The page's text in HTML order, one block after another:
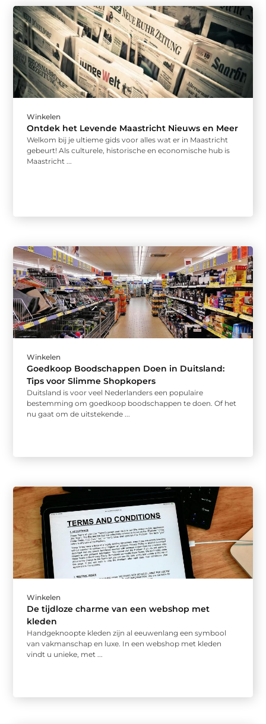
Winkelen
Ontdek het Levende Maastricht Nieuws en Meer
Welkom bij je ultieme gids voor alles wat er in Maastricht
gebeurt! Als culturele, historische en economische hub is
Maastricht ...
Winkelen
Goedkoop Boodschappen Doen in Duitsland:
Tips voor Slimme Shopkopers
Duitsland is voor veel Nederlanders een populaire
bestemming om goedkoop boodschappen te doen. Of het
nu gaat om de uitstekende ...
Winkelen
De tijdloze charme van een webshop met
kleden
Handgeknoopte kleden zijn al eeuwenlang een symbool
van vakmanschap en luxe. In een webshop met kleden
vindt u unieke, met ...